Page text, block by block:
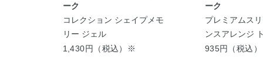
ーク
コレクション シェイプメモ
リー ジェル
1,430円（税込）※
ーク
プレミアムス
ンスアレンジ
ト （ストレー
935円（税込